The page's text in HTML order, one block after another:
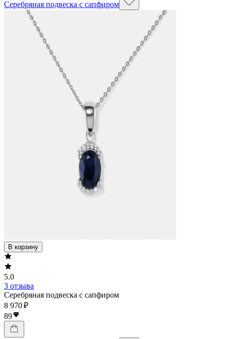
Серебряная подвеска с сапфиром
В корзину
5.0
3 отзыва
Серебряная подвеска с сапфиром
8 970 ₽
89